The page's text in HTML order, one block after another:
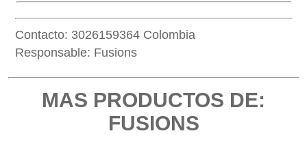
Contacto: 3026159364 Colombia
Responsable: Fusions
MAS PRODUCTOS DE:
FUSIONS